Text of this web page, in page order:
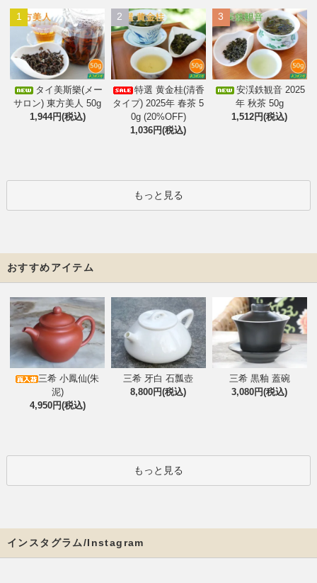
1
タイ美斯樂(メー
サロン) 東方美人 50g
1,944円(税込)
2
特選 黄金桂(清香
タイプ) 2025年 春茶 5
0g (20%OFF)
1,036円(税込)
3
安渓鉄観音 2025
年 秋茶 50g
1,512円(税込)
もっと見る
おすすめアイテム
三希 小鳳仙(朱
泥)
4,950円(税込)
三希 牙白 石瓢壺
8,800円(税込)
三希 黒釉 蓋碗
3,080円(税込)
もっと見る
インスタグラム/Instagram